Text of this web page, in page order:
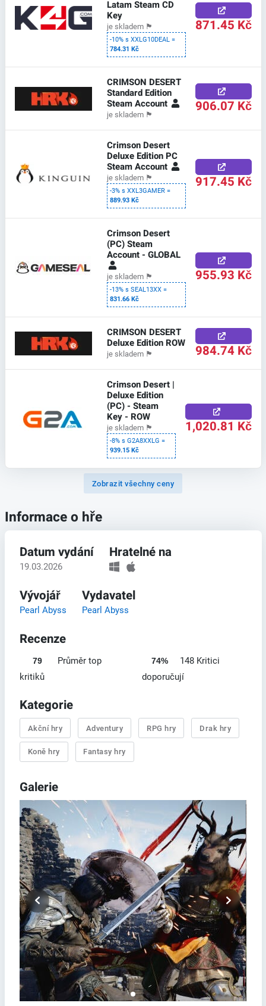
Latam Steam CD
Key
je skladem 🏴
-10% s XXLG10DEAL =
784.31 Kč
871.45 Kč
CRIMSON DESERT
Standard Edition
Steam Account
je skladem 🏴 906.07 Kč
Crimson Desert
Deluxe Edition PC
Steam Account
je skladem 🏴
-3% s XXL3GAMER =
889.93 Kč
917.45 Kč
Crimson Desert
(PC) Steam
Account - GLOBAL
je skladem 🏴
-13% s SEAL13XX =
831.66 Kč
955.93 Kč
CRIMSON DESERT
Deluxe Edition ROW
je skladem 🏴 984.74 Kč
Crimson Desert |
Deluxe Edition
(PC) - Steam
Key - ROW
je skladem 🏴
-8% s G2A8XXLG =
939.15 Kč
1,020.81 Kč
Zobrazit všechny ceny
Informace o hře
Datum vydání
19.03.2026
Hratelné na
Vývojář
Pearl Abyss
Vydavatel
Pearl Abyss
Recenze
79
Průměr top
kritiků
74%
148 Kritici
doporučují
Kategorie
Akční hry Adventury RPG hry Drak hry
Koně hry Fantasy hry
Galerie